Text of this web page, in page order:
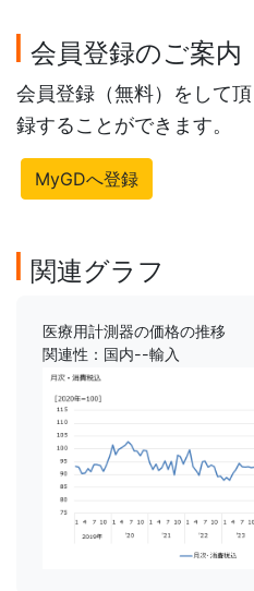
会員登録のご案内
会員登録（無料）をして
録することができます。
MyGDへ登録
関連グラフ
医療用計測器の価格の推移
関連性：国内--輸入